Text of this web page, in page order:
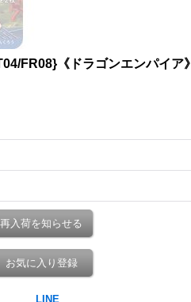
FR08}《ドラゴンエンパイア》
再入荷を知らせる
お気に入り登録